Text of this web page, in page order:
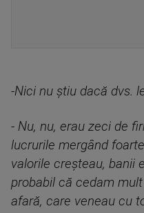
-Nici nu știu dacă dvs.
- Nu, nu, erau zeci de
lucrurile mergând
valorile creșteau, banii
probabil că cedam
afară, care veneau cu